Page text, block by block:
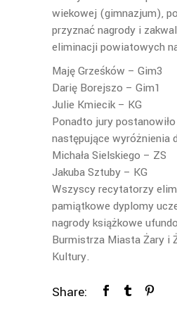
wiekowej (gimnazjum),
przyznać nagrody i
eliminacji powiatowych
Maję Grześków – Gim3
Darię Borejszo – Gim1
Julie Kmiecik – KG
Ponadto jury
następujące wyróżnienia
Michała Sielskiego – ZS
Jakuba Sztuby – KG
Wszyscy recytatorzy
pamiątkowe dyplomy
nagrody książkowe
Burmistrza Miasta Żary i
Kultury.
Share: